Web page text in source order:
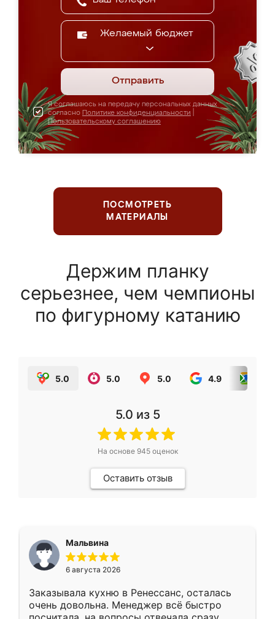
Желаемый бюджет
Отправить
Я соглашаюсь на передачу персональных данных
согласно Политике конфиденциальности
Пользовательскому соглашению
ПОСМОТРЕТЬ
МАТЕРИАЛЫ
Держим планку
серьезнее, чем чемпионы
по фигурному катанию
5.0 5.0 5.0 4.9
5.0 из 5
На основе 945оценок
Оставить отзыв
Мальвина
6 августа 2026
Заказывала кухню в Ренессанс, осталась
очень довольна. Менеджер всё быстро